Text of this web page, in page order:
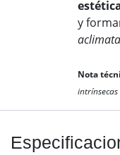
y
​Nota